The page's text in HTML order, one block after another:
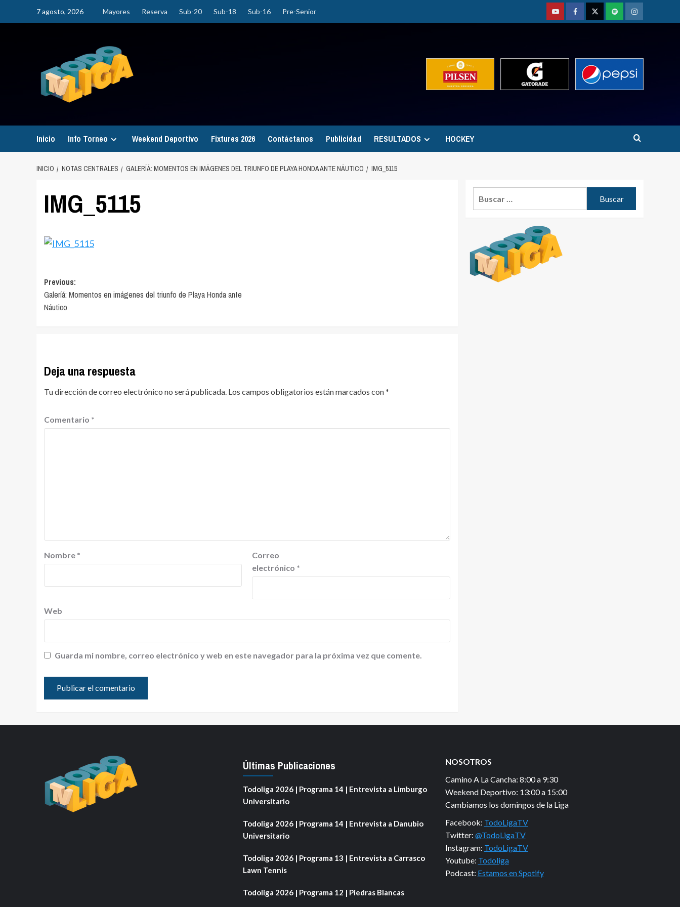
7 agosto, 2026 Mayores Reserva Sub-20 Sub-18 Sub-16 Pre-Senior
YoutubeFacebookTwitterPodcastInstagram
Inicio Info Torneo Weekend Deportivo Fixtures 2026 Contáctanos Publicidad RESULTADOS HOCKEY
INICIO NOTAS CENTRALES GALERÍÁ: MOMENTOS EN IMÁGENES DEL TRIUNFO DE PLAYA HONDA ANTE NÁUTICO IMG_5115
IMG_5115
Navegación
de
entradas
Previous:
Galeríá: Momentos en imágenes del triunfo de Playa Honda ante
Náutico
Deja una respuesta
Tu dirección de correo electrónico no será publicada. Los campos obligatorios están marcados con*
Comentario *
Nombre *
Correo
electrónico *
Web
Guarda mi nombre, correo electrónico y web en este navegador para la próxima vez que comente.
Últimas Publicaciones
Todoliga 2026 | Programa 14 | Entrevista a Limburgo
Universitario
Todoliga 2026 | Programa 14 | Entrevista a Danubio
Universitario
Todoliga 2026 | Programa 13 | Entrevista a Carrasco
Lawn Tennis
Todoliga 2026 | Programa 12 | Piedras Blancas
NOSOTROS
Camino A La Cancha: 8:00 a 9:30
Weekend Deportivo: 13:00 a 15:00
Cambiamos los domingos de la Liga
Facebook: TodoLigaTV
Twitter: @TodoLigaTV
Instagram: TodoLigaTV
Youtube: Todoliga
Podcast: Estamos en Spotify